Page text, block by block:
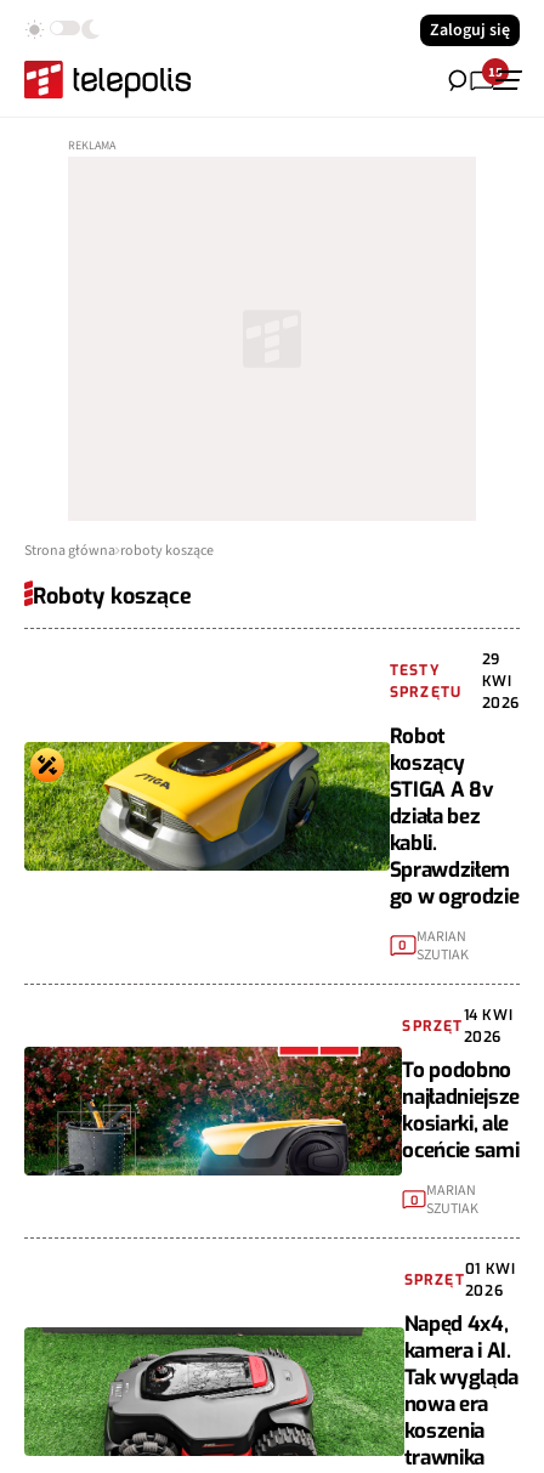
Zaloguj się
15
Strona główna roboty koszące
Roboty koszące
TESTY
SPRZĘTU
29
KWI
2026
Robot
koszący
STIGA A 8v
działa bez
kabli.
Sprawdziłem
go w ogrodzie
0
MARIAN
SZUTIAK
SPRZĘT
14 KWI
2026
To podobno
najładniejsze
kosiarki, ale
oceńcie sami
0
MARIAN
SZUTIAK
SPRZĘT
01 KWI
2026
Napęd 4x4,
kamera i AI.
Tak wygląda
nowa era
koszenia
trawnika